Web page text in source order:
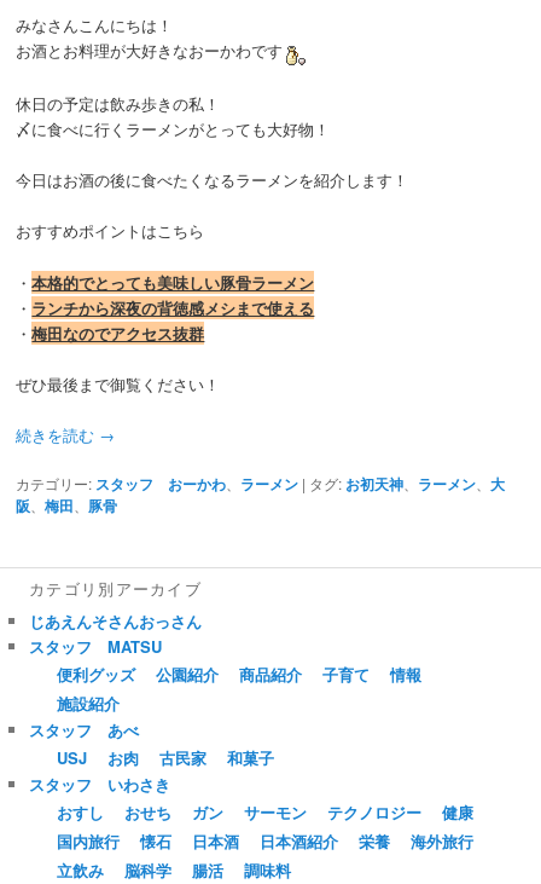
みなさんこんにちは！
お酒とお料理が大好きなおーかわです
休日の予定は飲み歩きの私！
〆に食べに行くラーメンがとっても大好物！
今日はお酒の後に食べたくなるラーメンを紹介します！
おすすめポイントはこちら
・本格的でとっても美味しい豚骨ラーメン
・ ランチから深夜の背徳感メシまで使える
・梅田なのでアクセス抜群
ぜひ最後まで御覧ください！
続きを読む →
カテゴリー: スタッフ おーかわ ラーメン | タグ: お初天神 ラーメン 、大
阪 、梅田 豚骨
カテゴリ別アーカイブ
じあえんそさんおっさん
スタッフ MATSU
便利グッズ
公園紹介 商品紹介 子育て
情報
施設紹介
スタッフ あべ
USJ
お肉 古民家
和菓子
スタッフ いわさき
おすし
おせち ガン サーモン テクノロジー
健康
国内旅行
懐石 日本酒 日本酒紹介 栄養
海外旅行
立飲み
脳科学 腸活
調味料